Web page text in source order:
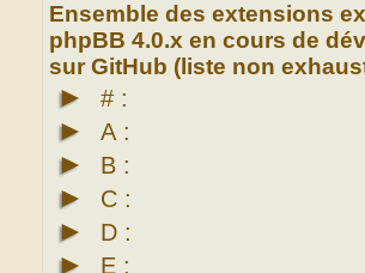
Ensemble des extensions
phpBB 4.0.x en cours de
sur GitHub (liste non
► # :
► A :
► B :
► C :
► D :
► E :